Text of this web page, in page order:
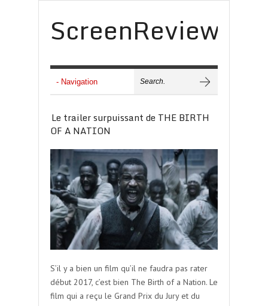
ScreenReview
Le trailer surpuissant de THE BIRTH
OF A NATION
S’il y a bien un film qu’il ne faudra pas rater
début 2017, c’est bien The Birth of a Nation. Le
film qui a reçu le Grand Prix du Jury et du